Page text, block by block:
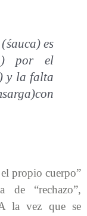
(śauca) es
) por el
) y la falta
)con
propio cuerpo”
de “rechazo”,
A la vez que se